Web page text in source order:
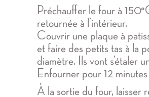
Préchauffer le four à
retournée à l’intérieur.
Couvrir une plaque à
et faire des petits tas à la
diamètre. Ils vont s’étaler
Enfourner pour 12
À la sortie du four, laisser